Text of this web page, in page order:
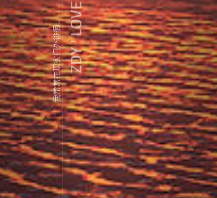
我常常在现实门外徘徊...ZDY ' LOVE